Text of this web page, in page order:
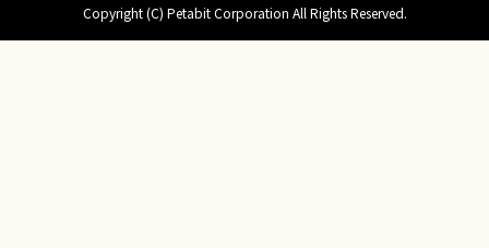
Copyright (C) Petabit Corporation All Rights Reserved.